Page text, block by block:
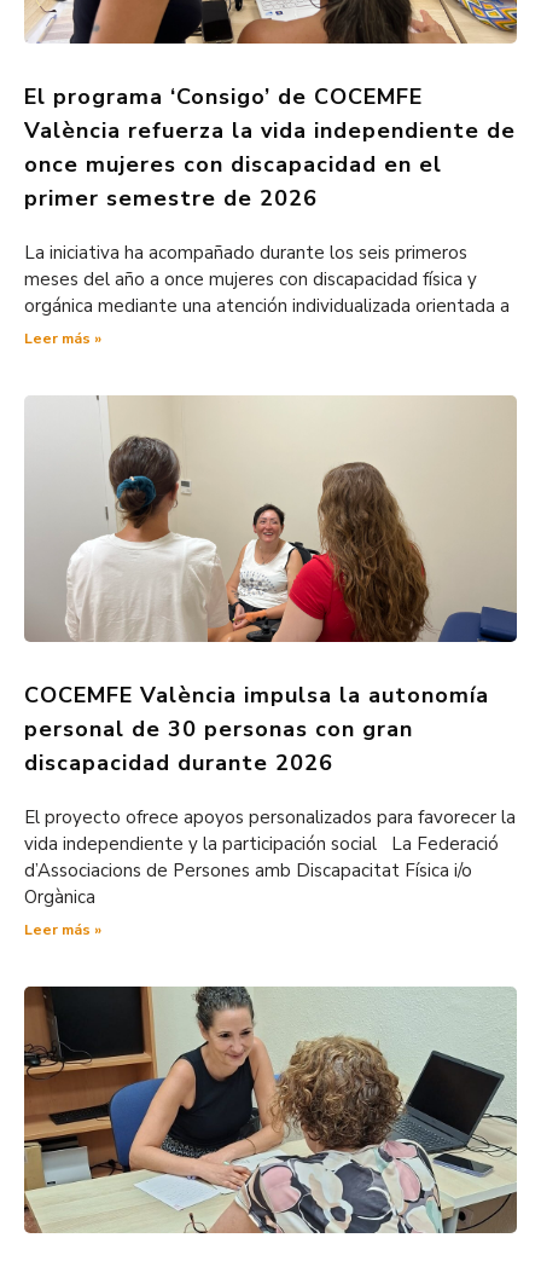
El programa ‘Consigo’ de COCEMFE
València refuerza la vida independiente de
once mujeres con discapacidad en el
primer semestre de 2026
La iniciativa ha acompañado durante los seis primeros
meses del año a once mujeres con discapacidad física y
orgánica mediante una atención individualizada orientada a
Leer más »
COCEMFE València impulsa la autonomía
personal de 30 personas con gran
discapacidad durante 2026
El proyecto ofrece apoyos personalizados para favorecer la
vida independiente y la participación social La Federació
d’Associacions de Persones amb Discapacitat Física i/o
Orgànica
Leer más »